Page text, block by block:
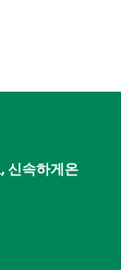
신속하게온